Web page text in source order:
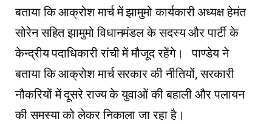
बताया कि आक्रोश मार्च में झामुमो कार्यकारी अध्यक्ष हेमंत
सोरेन सहित झामुमो विधानमंडल के सदस्य और पार्टी के
केन्द्रीय पदाधिकारी रांची में मौजूद रहेंगे। पाण्डेय ने
बताया कि आक्रोश मार्च सरकार की नीतियों, सरकारी
नौकरियों में दूसरे राज्य के युवाओं की बहाली और पलायन
की समस्या को लेकर निकाला जा रहा है।